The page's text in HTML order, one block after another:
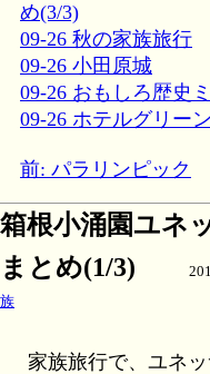
め(3/3)
09-26 秋の家族旅行
09-26 小田原城
09-26 おもしろ歴史
09-26 ホテルグリー
前: パラリンピック
箱根小涌園ユネ
まとめ(1/3)
族
家族旅行で、ユネ